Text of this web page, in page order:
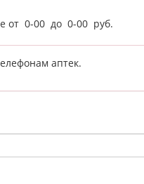
от 0-00 до 0-00 руб.
аптек.